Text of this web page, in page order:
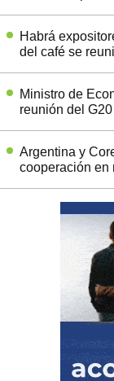
Habrá
del café se
Ministro de
reunión del
Argentina y
cooperación en